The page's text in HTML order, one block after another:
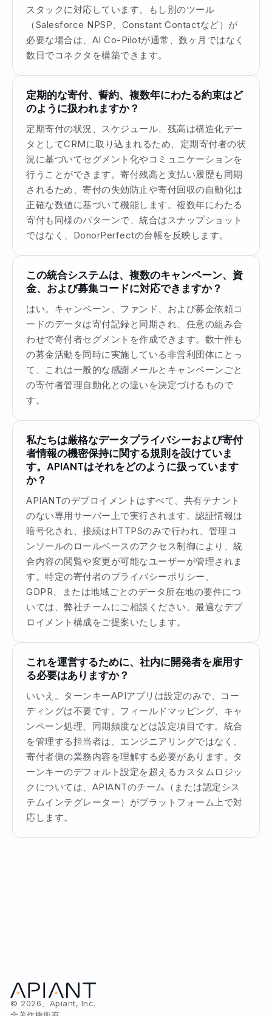
スタックに対応しています。もし別のツール
（Salesforce NPSP、Constant Contactなど）が
必要な場合は、AI Co-Pilotが通常、数ヶ月ではなく
数日でコネクタを構築できます。
定期的な寄付、誓約、複数年にわたる約束はど
のように扱われますか？
定期寄付の状況、スケジュール、残高は構造化デー
タとしてCRMに取り込まれるため、定期寄付者の状
況に基づいてセグメント化やコミュニケーションを
行うことができます。寄付残高と支払い履歴も同期
されるため、寄付の失効防止や寄付回収の自動化は
正確な数値に基づいて機能します。複数年にわたる
寄付も同様のパターンで、統合はスナップショット
ではなく、DonorPerfectの台帳を反映します。
この統合システムは、複数のキャンペーン、資
金、および募集コードに対応できますか？
はい。キャンペーン、ファンド、および募金依頼コ
ードのデータは寄付記録と同期され、任意の組み合
わせで寄付者セグメントを作成できます。数十件も
の募金活動を同時に実施している非営利団体にとっ
て、これは一般的な感謝メールとキャンペーンごと
の寄付者管理自動化との違いを決定づけるもので
す。
私たちは厳格なデータプライバシーおよび寄付
者情報の機密保持に関する規則を設けていま
す。APIANTはそれをどのように扱っています
か？
APIANTのデプロイメントはすべて、共有テナント
のない専用サーバー上で実行されます。認証情報は
暗号化され、接続はHTTPSのみで行われ、管理コ
ンソールのロールベースのアクセス制御により、統
合内容の閲覧や変更が可能なユーザーが管理されま
す。特定の寄付者のプライバシーポリシー、
GDPR、または地域ごとのデータ所在地の要件につ
いては、弊社チームにご相談ください。最適なデプ
ロイメント構成をご提案いたします。
これを運営するために、社内に開発者を雇用す
る必要はありますか？
いいえ。ターンキーAPIアプリは設定のみで、コー
ディングは不要です。フィールドマッピング、キャ
ンペーン処理、同期頻度などは設定項目です。統合
を管理する担当者は、エンジニアリングではなく、
寄付者側の業務内容を理解する必要があります。タ
ーンキーのデフォルト設定を超えるカスタムロジッ
クについては、APIANTのチーム（または認定シス
テムインテグレーター）がプラットフォーム上で対
応します。
© 2026、Apiant, Inc.